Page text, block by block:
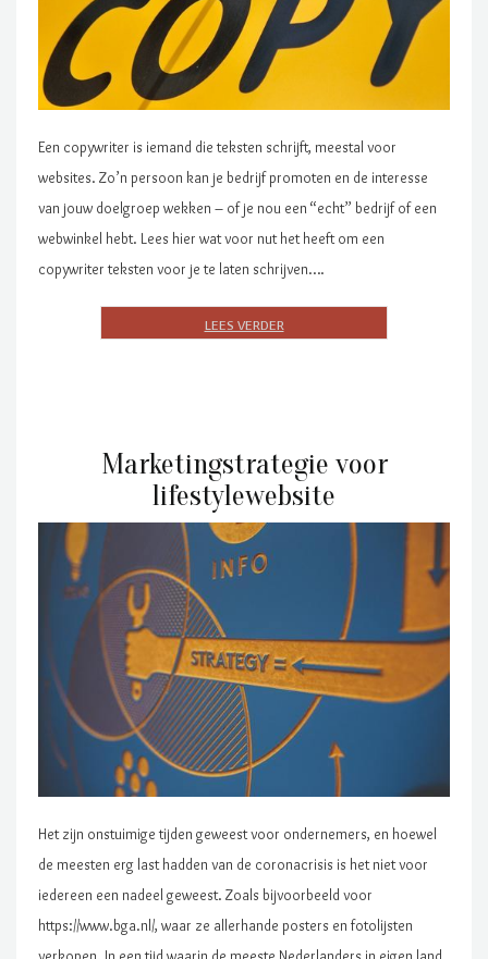
Een copywriter is iemand die teksten schrijft, meestal voor
websites. Zo’n persoon kan je bedrijf promoten en de interesse
van jouw doelgroep wekken – of je nou een “echt” bedrijf of een
webwinkel hebt. Lees hier wat voor nut het heeft om een
copywriter teksten voor je te laten schrijven….
Marketingstrategie voor
lifestylewebsite
Het zijn onstuimige tijden geweest voor ondernemers, en hoewel
de meesten erg last hadden van de coronacrisis is het niet voor
iedereen een nadeel geweest. Zoals bijvoorbeeld voor
https://www.bga.nl/, waar ze allerhande posters en fotolijsten
verkopen. In een tijd waarin de meeste Nederlanders in eigen land